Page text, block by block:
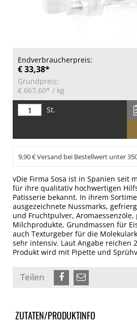
Endverbraucherpreis:
€ 33,38*
Grundpreis:
€ 667,60* / kg
St.
9,90 € Versand bei Bestellwert unter
vDie Firma Sosa ist in Spanien seit
für ihre qualitativ hochwertigen
Patisserie bekannt. In ihrem
ausgezeichnete Nussmarks,
und Fruchtpulver,
Milchprodukte, Grundmassen für
auch Texturgeber für die
sehr intensiv. Laut Angabe reichen
Produkt wird mit Pipette und
Teilen
ZUTATEN/PRODUKTINFO